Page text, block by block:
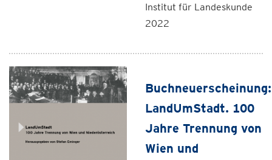
Institut für Landeskunde
2022
Buchneuerscheinung:
LandUmStadt. 100
Jahre Trennung von
Wien und